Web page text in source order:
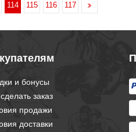
114 115 116 117
и бонусы
заказ
продажи
доставки